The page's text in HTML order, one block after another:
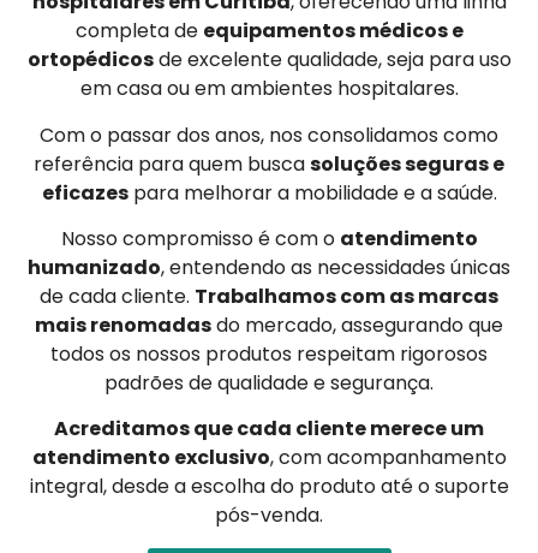
completa de equipamentos médicos e
ortopédicosde excelente qualidade, seja para uso
em casa ou em ambientes hospitalares.
Com o passar dos anos, nos consolidamos como
referência para quem buscasoluções seguras e
eficazespara melhorar a mobilidade e a saúde.
Nosso compromisso é com o atendimento
humanizado, entendendo as necessidades únicas
de cada cliente. Trabalhamos com as marcas
mais renomadasdo mercado, assegurando que
todos os nossos produtos respeitam rigorosos
padrões de qualidade e segurança.
Acreditamos que cada cliente merece um
atendimento exclusivo, com acompanhamento
integral, desde a escolha do produto até o suporte
pós-venda.